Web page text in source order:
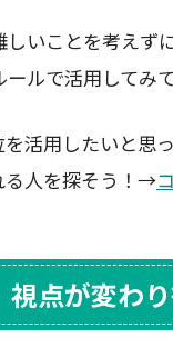
いことを考えず
ルで活用してみて
活用したいと思
る人を探そう！→
点が変わ